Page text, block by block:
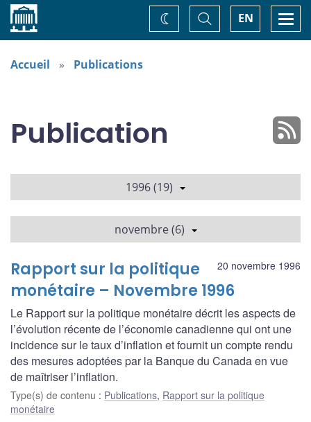
Accueil EN
Basculer
la
recherche
Changez
de
Accueil Publications
Publication
1996 (19)
novembre (6)
20 novembre 1996
Rapport sur la politique
monétaire – Novembre 1996
Le Rapport sur la politique monétaire décrit les aspects de
l’évolution récente de l’économie canadienne qui ont une
incidence sur le taux d’inflation et fournit un compte rendu
des mesures adoptées par la Banque du Canada en vue
de maîtriser l’inflation.
Type(s) de contenu : Publications, Rapport sur la politique
monétaire